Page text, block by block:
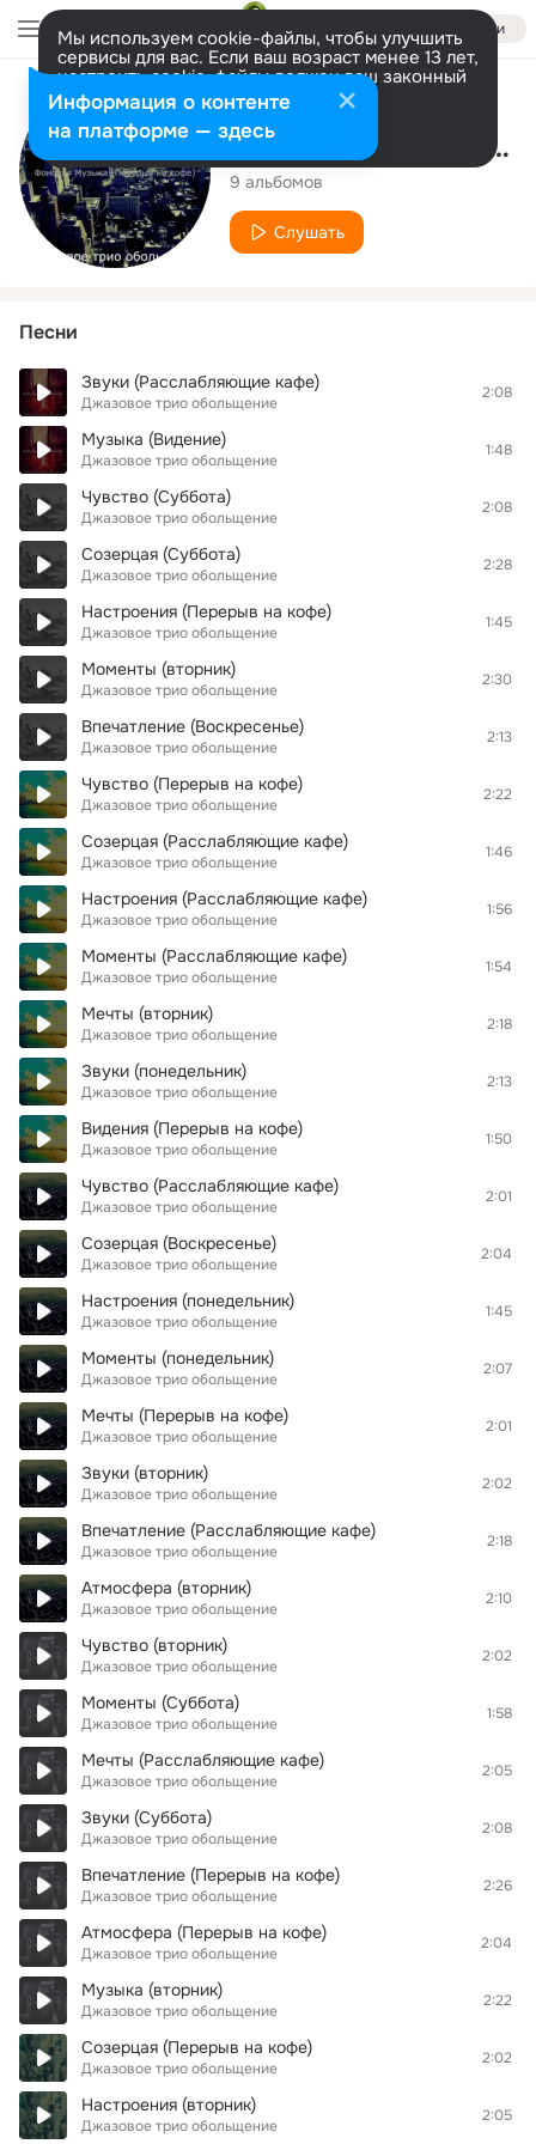
Войти
Мы используем cookie-файлы, чтобы улучшить
сервисы для вас. Если ваш возраст менее 13 лет,
настроить cookie-файлы должен ваш законный
представитель. Больше информации
Разрешить все Настроить
Исполнитель
Джазовое трио обольщение
9 альбомов
Слушать
Песни
Звуки (Расслабляющие кафе)
Джазовое трио обольщение
2:08
Музыка (Видение)
Джазовое трио обольщение
1:48
Чувство (Суббота)
Джазовое трио обольщение
2:08
Созерцая (Суббота)
Джазовое трио обольщение
2:28
Настроения (Перерыв на кофе)
Джазовое трио обольщение
1:45
Моменты (вторник)
Джазовое трио обольщение
2:30
Впечатление (Воскресенье)
Джазовое трио обольщение
2:13
Чувство (Перерыв на кофе)
Джазовое трио обольщение
2:22
Созерцая (Расслабляющие кафе)
Джазовое трио обольщение
1:46
Настроения (Расслабляющие кафе)
Джазовое трио обольщение
1:56
Моменты (Расслабляющие кафе)
Джазовое трио обольщение
1:54
Мечты (вторник)
Джазовое трио обольщение
2:18
Звуки (понедельник)
Джазовое трио обольщение
2:13
Видения (Перерыв на кофе)
Джазовое трио обольщение
1:50
Чувство (Расслабляющие кафе)
Джазовое трио обольщение
2:01
Созерцая (Воскресенье)
Джазовое трио обольщение
2:04
Настроения (понедельник)
Джазовое трио обольщение
1:45
Моменты (понедельник)
Джазовое трио обольщение
2:07
Мечты (Перерыв на кофе)
Джазовое трио обольщение
2:01
Звуки (вторник)
Джазовое трио обольщение
2:02
Впечатление (Расслабляющие кафе)
Джазовое трио обольщение
2:18
Атмосфера (вторник)
Джазовое трио обольщение
2:10
Чувство (вторник)
Джазовое трио обольщение
2:02
Моменты (Суббота)
Джазовое трио обольщение
1:58
Мечты (Расслабляющие кафе)
Джазовое трио обольщение
2:05
Звуки (Суббота)
Джазовое трио обольщение
2:08
Впечатление (Перерыв на кофе)
Джазовое трио обольщение
2:26
Атмосфера (Перерыв на кофе)
Джазовое трио обольщение
2:04
Музыка (вторник)
Джазовое трио обольщение
2:22
Созерцая (Перерыв на кофе)
Джазовое трио обольщение
2:02
Настроения (вторник)
Джазовое трио обольщение
2:05
Информация о контенте
на платформе — здесь